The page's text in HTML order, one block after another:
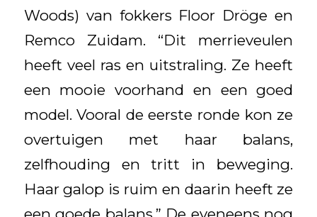
Woods) van fokkers Floor Dröge en
Remco Zuidam. “Dit merrieveulen
heeft veel ras en uitstraling. Ze heeft
een mooie voorhand en een goed
model. Vooral de eerste ronde kon ze
overtuigen met haar balans,
zelfhouding en tritt in beweging.
Haar galop is ruim en daarin heeft ze